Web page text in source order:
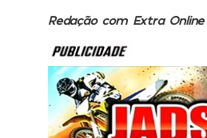
Redação com Extra Online